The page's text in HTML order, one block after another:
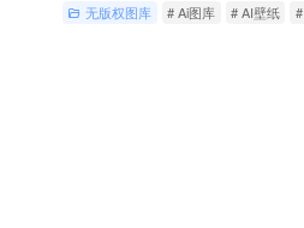
无版权图库 # Ai图库 # AI壁纸